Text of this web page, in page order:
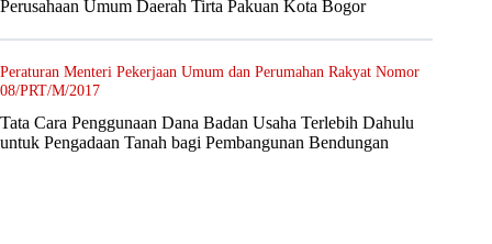
Perusahaan Umum Daerah Tirta Pakuan Kota Bogor
Peraturan Menteri Pekerjaan Umum dan Perumahan Rakyat Nomor
08/PRT/M/2017
Tata Cara Penggunaan Dana Badan Usaha Terlebih Dahulu
untuk Pengadaan Tanah bagi Pembangunan Bendungan